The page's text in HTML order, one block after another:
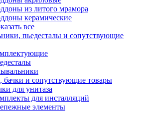
из литого мрамора
керамические
все
пьедесталы и сопутствующие
бачки и сопутствующие товары
для унитаза
для инсталляций
элементы